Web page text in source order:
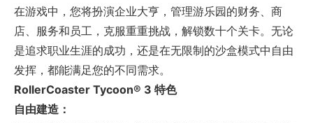
在游戏中，您将扮演企业大亨，管理游乐园的财务、商
店、服务和员工，克服重重挑战，解锁数十个关卡。无论
是追求职业生涯的成功，还是在无限制的沙盒模式中自由
发挥，都能满足您的不同需求。
RollerCoaster Tycoon® 3 特色
自由建造：